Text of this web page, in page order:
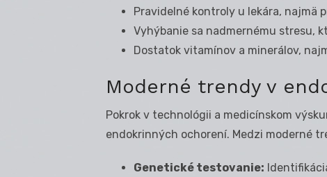
Pravidelné kontroly u lekára, najmä
Vyhýbanie sa nadmernému stresu,
Dostatok vitamínov a minerálov,
Moderné trendy v
Pokrok v technológii a medicínskom
endokrinných ochorení. Medzi moderné
Genetické testovanie: